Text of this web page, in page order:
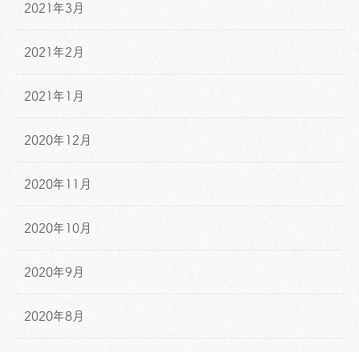
2021年3月
2021年2月
2021年1月
2020年12月
2020年11月
2020年10月
2020年9月
2020年8月